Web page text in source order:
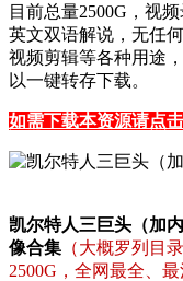
目前总量2500G，视
英文双语解说，无任
视频剪辑等各种用途
以一键转存下载。
如需下载本资源请点
凯尔特人三巨头（加
像合集 （大概罗列目
2500G，全网最全、最